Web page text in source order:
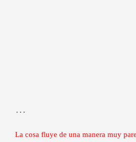
…
La cosa fluye de una manera muy